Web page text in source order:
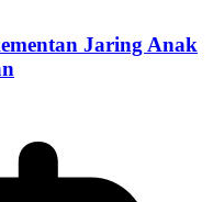
Jaring Anak